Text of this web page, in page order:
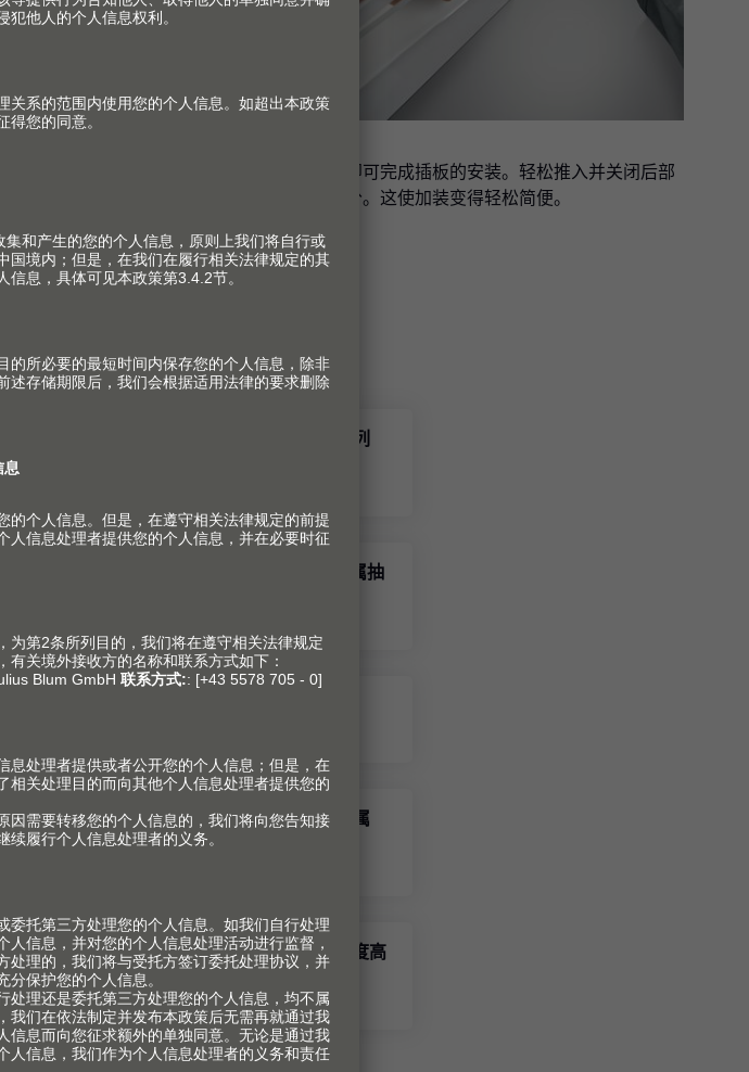
仅需几步即可完成插板的安装。轻松推入并关闭后部
的固定部分。这使加装变得轻松简便。
TANDEMBOX antaro 豪华金属抽方杆系列
安装说明 - TANDEMBOX antaro 豪华金属抽
安装说明：TANDEMBOX antaro 豪华金属
抽方杆系列D高度，双扶杆
阻尼碰碰开用于豪华金属抽方杆系列 C高度高
抽 安装说明
PDF|5 MB|02-06-2023